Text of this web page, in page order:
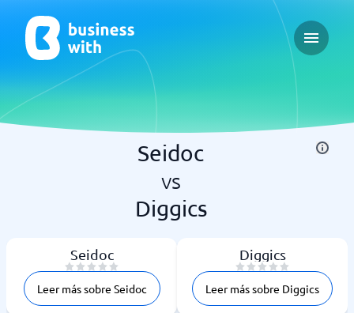
Open
Seidoc
vs
Diggics
Seidoc
Leer más sobre Seidoc
Diggics
Leer más sobre Diggics